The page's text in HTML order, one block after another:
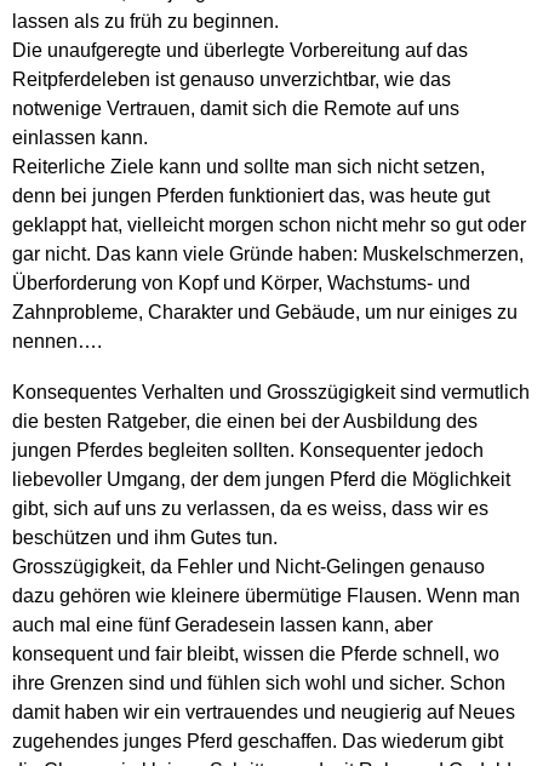
lassen als zu früh zu beginnen.
Die unaufgeregte und überlegte Vorbereitung auf das
Reitpferdeleben ist genauso unverzichtbar, wie das
notwenige Vertrauen, damit sich die Remote auf uns
einlassen kann.
Reiterliche Ziele kann und sollte man sich nicht setzen,
denn bei jungen Pferden funktioniert das, was heute gut
geklappt hat, vielleicht morgen schon nicht mehr so gut oder
gar nicht. Das kann viele Gründe haben: Muskelschmerzen,
Überforderung von Kopf und Körper, Wachstums- und
Zahnprobleme, Charakter und Gebäude, um nur einiges zu
nennen….
Konsequentes Verhalten und Grosszügigkeit sind vermutlich
die besten Ratgeber, die einen bei der Ausbildung des
jungen Pferdes begleiten sollten. Konsequenter jedoch
liebevoller Umgang, der dem jungen Pferd die Möglichkeit
gibt, sich auf uns zu verlassen, da es weiss, dass wir es
beschützen und ihm Gutes tun.
Grosszügigkeit, da Fehler und Nicht-Gelingen genauso
dazu gehören wie kleinere übermütige Flausen. Wenn man
auch mal eine fünf Geradesein lassen kann, aber
konsequent und fair bleibt, wissen die Pferde schnell, wo
ihre Grenzen sind und fühlen sich wohl und sicher. Schon
damit haben wir ein vertrauendes und neugierig auf Neues
zugehendes junges Pferd geschaffen. Das wiederum gibt